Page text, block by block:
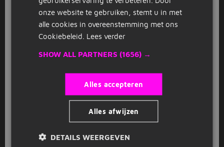
eisen zijn. Of geef met de filters links jouw
opleidingsniveau aan, dan laten wij jou alleen de
meest relevante vacatures voor woordvoerder zien.
beroepsgroep en locatie. Zo heb jij de perfecte
Eenvoudig solliciteren op een
vacature voor woordvoerder
gevonden? Solliciteer snel en laat ‘m niet aan je neus
onze website te gebruiken, stemt u in met
alle cookies in overeenstemming met ons
Cookiebeleid. Lees verder
SHOW ALL PARTNERS (1656) →
Alles accepteren
Alles afwijzen
DETAILS WEERGEVEN